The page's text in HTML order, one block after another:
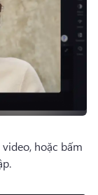
hoặc bấm